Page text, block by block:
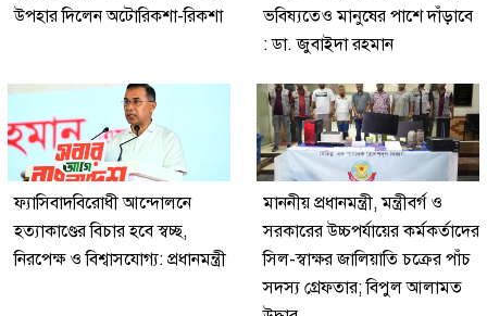
উপহার দিলেন অটোরিকশা-রিকশা
ভবিষ্যতেও মানুষের পাশে দাঁড়াবে
: ডা. জুবাইদা রহমান
ফ্যাসিবাদবিরোধী আন্দোলনে
হত্যাকাণ্ডের বিচার হবে স্বচ্ছ,
নিরপেক্ষ ও বিশ্বাসযোগ্য: প্রধানমন্ত্রী
মাননীয় প্রধানমন্ত্রী, মন্ত্রীবর্গ ও
সরকারের উচ্চপর্যায়ের কর্মকর্তাদের
সিল-স্বাক্ষর জালিয়াতি চক্রের পাঁচ
সদস্য গ্রেফতার; বিপুল আলামত